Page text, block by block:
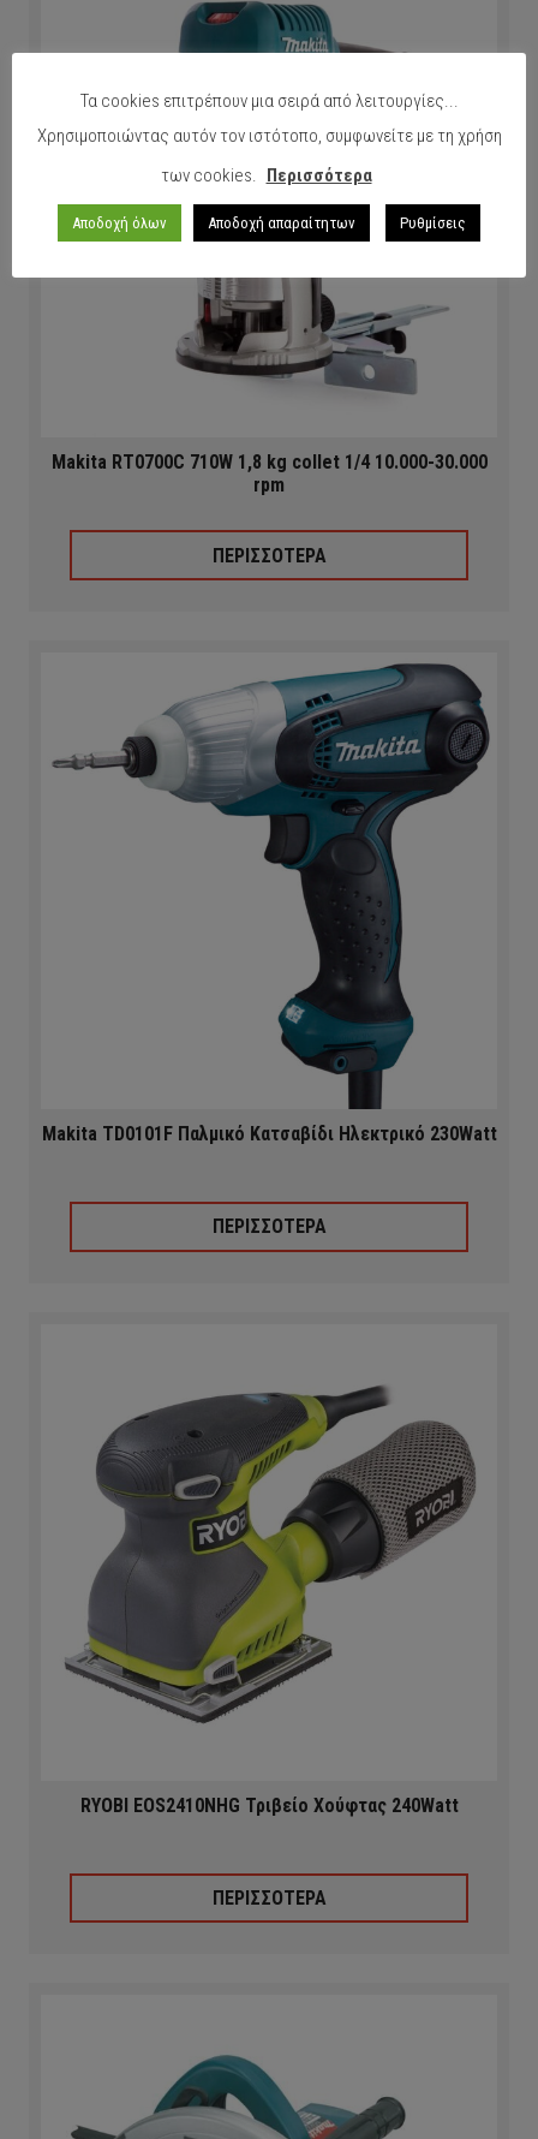
Makita RT0700C 710W 1,8 kg collet 1/4 10.000-30.000
rpm
ΠΕΡΙΣΣΟΤΕΡΑ
Makita TD0101F Παλμικό Κατσαβίδι Ηλεκτρικό 230Watt
ΠΕΡΙΣΣΟΤΕΡΑ
RYOBI EOS2410NHG Τριβείο Χούφτας 240Watt
ΠΕΡΙΣΣΟΤΕΡΑ
Τα cookies επιτρέπουν μια σειρά από λειτουργίες...
Χρησιμοποιώντας αυτόν τον ιστότοπο, συμφωνείτε με τη χρήση
των cookies. Περισσότερα
Αποδοχή όλων Αποδοχή απαραίτητων Ρυθμίσεις